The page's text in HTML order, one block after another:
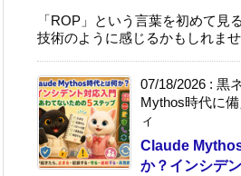
「ROP」という言葉を初めて見
技術のように感じるかもしれま
07/18/2026 : 黒
Mythos時代に
ィ
Claude
か？インシデ